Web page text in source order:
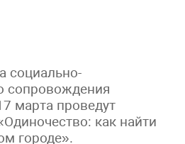
социально-
сопровождения
марта проведут
как найти
городе».